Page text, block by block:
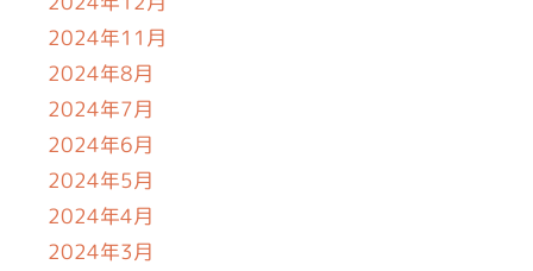
2024年11月
2024年8月
2024年7月
2024年6月
2024年5月
2024年4月
2024年3月